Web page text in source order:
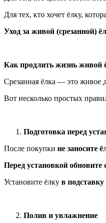
Для тех, кто хочет ёлку,
Уход за живой (срезанной)
Как продлить жизнь живой
Срезанная ёлка — это живое
Вот несколько простых
Подготовка перед
После покупки не заносите
Перед установкой обновите
Установите ёлку в
Полив и увлажнение